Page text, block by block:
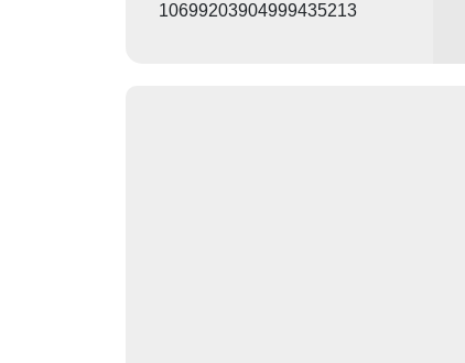
10699203904999435213